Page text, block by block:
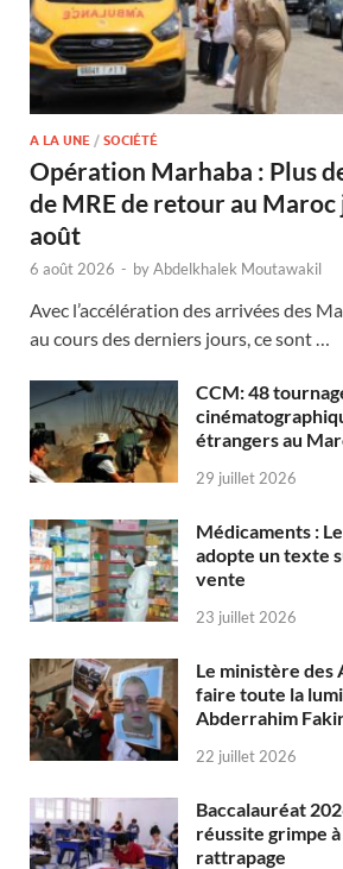
A LA UNE / SOCIÉTÉ
Opération Marhaba : Plus
de MRE de retour au Maroc
août
6 août 2026 - byAbdelkhalek Moutawakil
Avec l’accélération des arrivées des
au cours des derniers jours, ce sont …
CCM: 48
étrangers au
29 juillet 2026
Médicaments :
adopte un texte
vente
23 juillet 2026
Le ministère des
faire toute la
Abderrahim
22 juillet 2026
Baccalauréat
réussite grimpe
rattrapage